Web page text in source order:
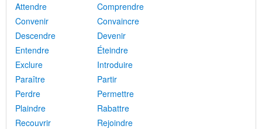
Attendre
Comprendre
Convenir
Convaincre
Descendre
Devenir
Entendre
Éteindre
Exclure
Introduire
Paraître
Partir
Perdre
Permettre
Plaindre
Rabattre
Recouvrir
Rejoindre